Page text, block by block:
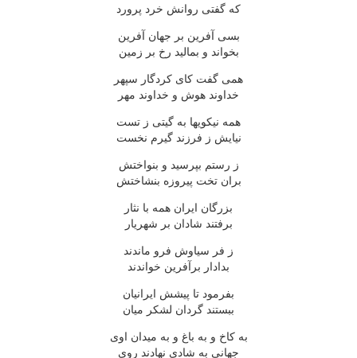
که گفتی روانش خرد پرورد
بسی آفرین بر جهان آفرین
بخواند و بمالید رخ بر زمین
همی گفت کای کردگار سپهر
خداوند هوش و خداوند مهر
همه نیکویها به گیتی ز تست
نیایش ز فرزند گیرم نخست
ز رستم بپرسید و بنواختش
بران تخت پیروزه بنشاختش
بزرگان ایران همه با نثار
برفتند شادان بر شهریار
ز فر سیاوش فرو ماندند
بدادار برآفرین خواندند
بفرمود تا پیشش ایرانیان
ببستند گردان لشکر میان
به کاخ و به باغ و به میدان اوی
جهانی به شادی نهادند روی